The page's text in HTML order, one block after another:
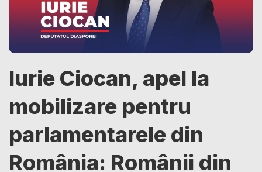
Iurie Ciocan, apel la
mobilizare pentru
parlamentarele din
România: Românii din